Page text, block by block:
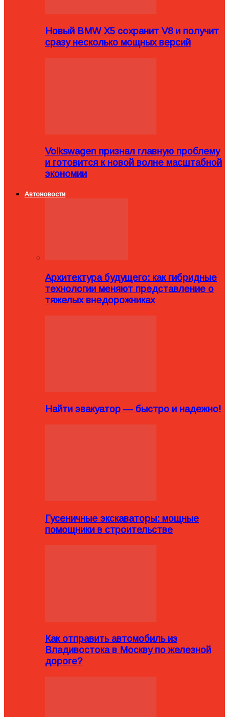
Новый BMW X5 сохранит V8 и получит
сразу несколько мощных версий
Volkswagen признал главную проблему
и готовится к новой волне масштабной
экономии
Автоновости
Архитектура будущего: как гибридные
технологии меняют представление о
тяжелых внедорожниках
Найти эвакуатор — быстро и надежно!
Гусеничные экскаваторы: мощные
помощники в строительстве
Как отправить автомобиль из
Владивостока в Москву по железной
дороге?